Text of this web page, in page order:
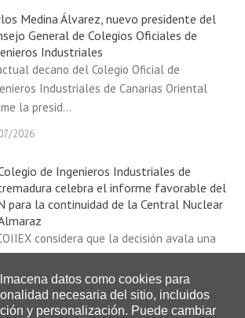
datos como cookies para
necesaria del sitio, incluidos
y personalización. Puede cambiar
Medina Álvarez, nuevo presidente del
General de Colegios Oficiales de
Industriales
decano del Colegio Oficial de
Industriales de Canarias Oriental
la presid...
2026
de Ingenieros Industriales de
celebra el informe favorable del
para la continuidad de la Central Nuclear
considera que la decisión avala una
que ha defendido de forma
...
2026